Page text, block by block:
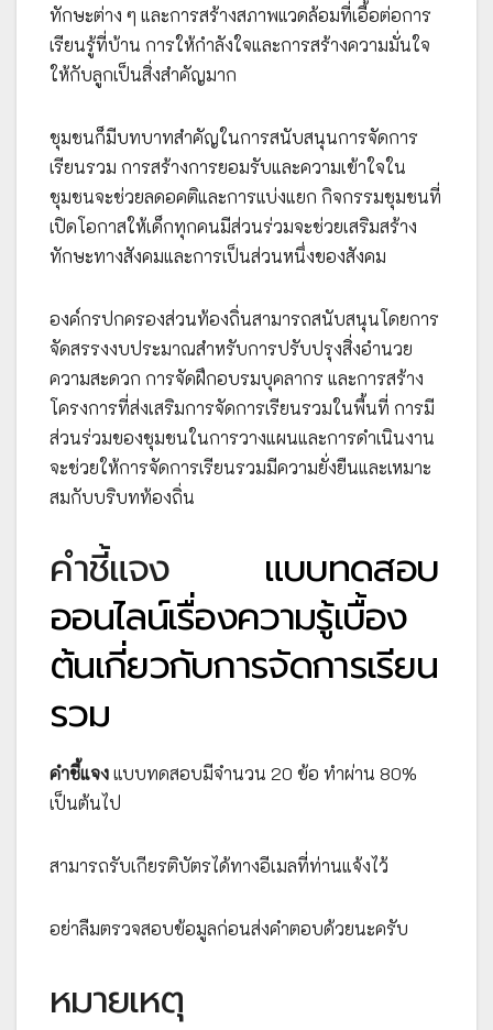
ทักษะต่าง ๆ และการสร้างสภาพแวดล้อมที่เอื้อต่อการ
เรียนรู้ที่บ้าน การให้กำลังใจและการสร้างความมั่นใจ
ให้กับลูกเป็นสิ่งสำคัญมาก
ชุมชนก็มีบทบาทสำคัญในการสนับสนุนการจัดการ
เรียนรวม การสร้างการยอมรับและความเข้าใจใน
ชุมชนจะช่วยลดอคติและการแบ่งแยก กิจกรรมชุมชนที่
เปิดโอกาสให้เด็กทุกคนมีส่วนร่วมจะช่วยเสริมสร้าง
ทักษะทางสังคมและการเป็นส่วนหนึ่งของสังคม
องค์กรปกครองส่วนท้องถิ่นสามารถสนับสนุนโดยการ
จัดสรรงงบประมาณสำหรับการปรับปรุงสิ่งอำนวย
ความสะดวก การจัดฝึกอบรมบุคลากร และการสร้าง
โครงการที่ส่งเสริมการจัดการเรียนรวมในพื้นที่ การมี
ส่วนร่วมของชุมชนในการวางแผนและการดำเนินงาน
จะช่วยให้การจัดการเรียนรวมมีความยั่งยืนและเหมาะ
สมกับบริบทท้องถิ่น
คำชี้แจง
แบบทดสอบ
ออนไลน์เรื่องความรู้เบื้อง
ต้นเกี่ยวกับการจัดการเรียน
รวม
คำชี้แจงแบบทดสอบมีจำนวน 20 ข้อ ทำผ่าน 80%
เป็นต้นไป
สามารถรับเกียรติบัตรได้ทางอีเมลที่ท่านแจ้งไว้
อย่าลืมตรวจสอบข้อมูลก่อนส่งคำตอบด้วยนะครับ
หมายเหตุ